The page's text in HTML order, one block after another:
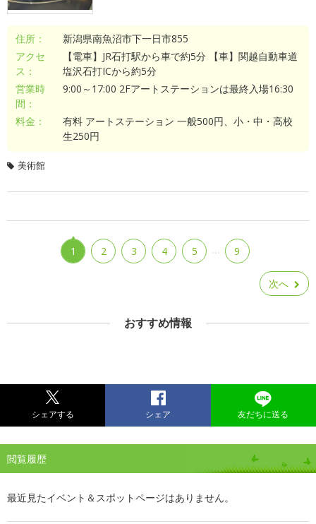
住所：
新潟県南魚沼市下一日市855
アクセ
ス：
【電車】JR石打駅から車で約5分 【車】関越自動車道
塩沢石打ICから約5分
営業時
間：
9:00～17:00 2Fアートステーションは最終入場16:30
料金：
有料 アートステーション 一般500円、小・中・高校
生250円
美術館
1 2 3 4 5 … 9
次へ
おすすめ情報
シェアする シェア 友だちに送る
閲覧履歴
最近見たイベント＆スポットページはありません。